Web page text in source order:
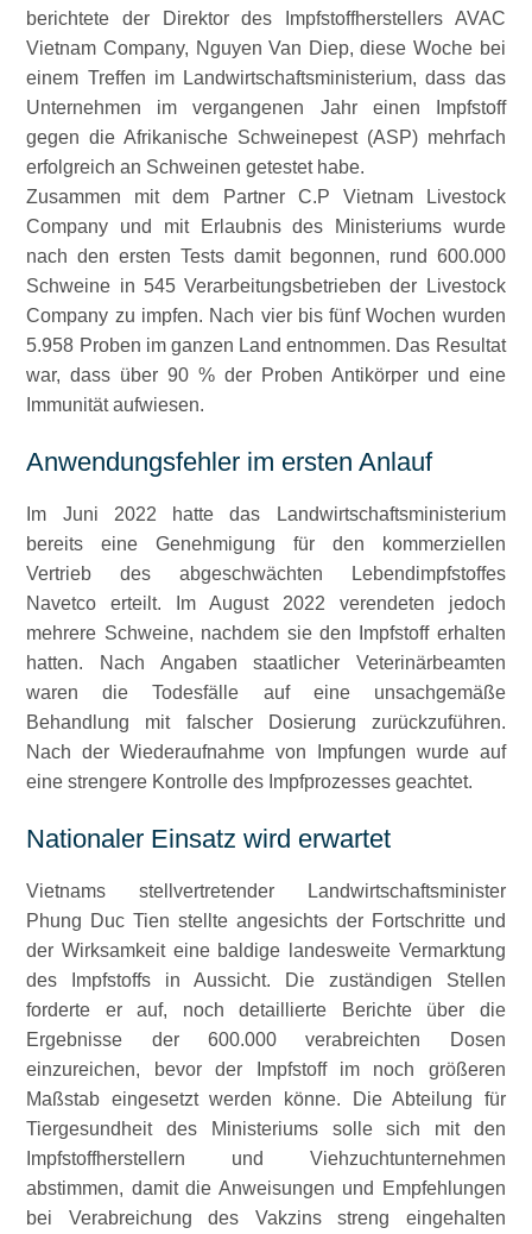
berichtete der Direktor des Impfstoffherstellers AVAC
Vietnam Company, Nguyen Van Diep, diese Woche bei
einem Treffen im Landwirtschaftsministerium, dass das
Unternehmen im vergangenen Jahr einen Impfstoff
gegen die Afrikanische Schweinepest (ASP) mehrfach
erfolgreich an Schweinen getestet habe.
Zusammen mit dem Partner C.P Vietnam Livestock
Company und mit Erlaubnis des Ministeriums wurde
nach den ersten Tests damit begonnen, rund 600.000
Schweine in 545 Verarbeitungsbetrieben der Livestock
Company zu impfen. Nach vier bis fünf Wochen wurden
5.958 Proben im ganzen Land entnommen. Das Resultat
war, dass über 90 % der Proben Antikörper und eine
Immunität aufwiesen.
Anwendungsfehler im ersten Anlauf
Im Juni 2022 hatte das Landwirtschaftsministerium
bereits eine Genehmigung für den kommerziellen
Vertrieb des abgeschwächten Lebendimpfstoffes
Navetco erteilt. Im August 2022 verendeten jedoch
mehrere Schweine, nachdem sie den Impfstoff erhalten
hatten. Nach Angaben staatlicher Veterinärbeamten
waren die Todesfälle auf eine unsachgemäße
Behandlung mit falscher Dosierung zurückzuführen.
Nach der Wiederaufnahme von Impfungen wurde auf
eine strengere Kontrolle des Impfprozesses geachtet.
Nationaler Einsatz wird erwartet
Vietnams stellvertretender Landwirtschaftsminister
Phung Duc Tien stellte angesichts der Fortschritte und
der Wirksamkeit eine baldige landesweite Vermarktung
des Impfstoffs in Aussicht. Die zuständigen Stellen
forderte er auf, noch detaillierte Berichte über die
Ergebnisse der 600.000 verabreichten Dosen
einzureichen, bevor der Impfstoff im noch größeren
Maßstab eingesetzt werden könne. Die Abteilung für
Tiergesundheit des Ministeriums solle sich mit den
Impfstoffherstellern und Viehzuchtunternehmen
abstimmen, damit die Anweisungen und Empfehlungen
bei Verabreichung des Vakzins streng eingehalten